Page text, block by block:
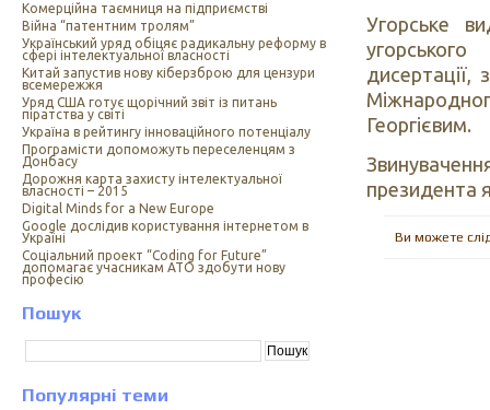
Комерційна таємниця на підприємстві
Війна “патентним тролям”
Український уряд обіцяє радикальну реформу в
сфері інтелектуальної власності
Китай запустив нову кіберзброю для цензури
всемережжя
Уряд США готує щорічний звіт із питань
піратства у світі
Україна в рейтингу інноваційного потенціалу
Програмісти допоможуть переселенцям з
Донбасу
Дорожня карта захисту інтелектуальної
власності – 2015
Digital Minds for a New Europe
Google дослідив користування інтернетом в
Україні
Cоціальний проект “Coding for Future”
допомагає учасникам АТО здобути нову
професію
Пошук
Популярні теми
Угорське
Георгієвим.
президента
Ви можете